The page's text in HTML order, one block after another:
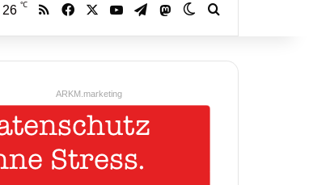
26 ℃ RSS Facebook YouTubeTelegramMastodonSkin umschalten
ARKM.marketing